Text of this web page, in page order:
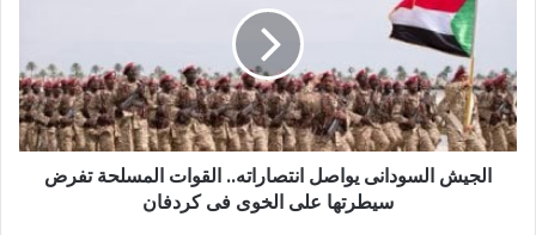
ل
ك
ت
ر
الجيش السودانى يواصل انتصاراته.. القوات المسلحة تفرض
سيطرتها على الخوى فى كردفان